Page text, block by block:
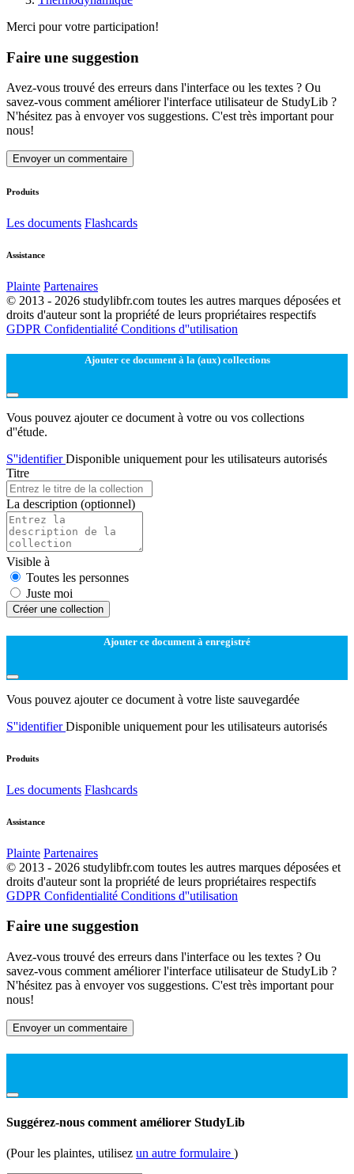
Merci pour votre participation!
Faire une suggestion
Avez-vous trouvé des erreurs dans l'interface ou les textes ? Ou
savez-vous comment améliorer l'interface utilisateur de StudyLib ?
N'hésitez pas à envoyer vos suggestions. C'est très important pour
nous!
Envoyer un commentaire
Produits
Les documents Flashcards
Assistance
Plainte Partenaires
© 2013 - 2026 studylibfr.com toutes les autres marques déposées et
droits d'auteur sont la propriété de leurs propriétaires respectifs
GDPR Confidentialité Conditions d''utilisation
Ajouter ce document à la (aux) collections
Vous pouvez ajouter ce document à votre ou vos collections
d''étude.
S''identifierDisponible uniquement pour les utilisateurs autorisés
Titre
La description (optionnel)
Visible à
Toutes les personnes
Juste moi
Créer une collection
Ajouter ce document à enregistré
Vous pouvez ajouter ce document à votre liste sauvegardée
S''identifierDisponible uniquement pour les utilisateurs autorisés
Produits
Les documents Flashcards
Assistance
Plainte Partenaires
© 2013 - 2026 studylibfr.com toutes les autres marques déposées et
droits d'auteur sont la propriété de leurs propriétaires respectifs
GDPR Confidentialité Conditions d''utilisation
Faire une suggestion
Avez-vous trouvé des erreurs dans l'interface ou les textes ? Ou
savez-vous comment améliorer l'interface utilisateur de StudyLib ?
N'hésitez pas à envoyer vos suggestions. C'est très important pour
nous!
Envoyer un commentaire
Suggérez-nous comment améliorer StudyLib
(Pour les plaintes, utilisez un autre formulaire )